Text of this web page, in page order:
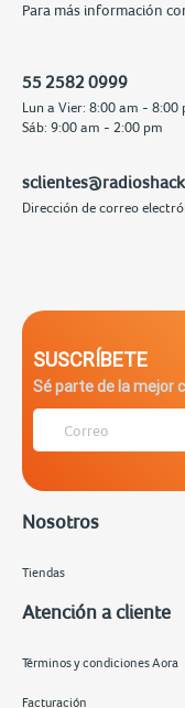
Para más información
55 2582 0999
Lun a Vier: 8:00 am - 8:00
Sáb: 9:00 am - 2:00 pm
Dirección de correo
SUSCRÍBETE
Sé parte de la mejor
Nosotros
Tiendas
Atención a cliente
Términos y condiciones Aora
Facturación